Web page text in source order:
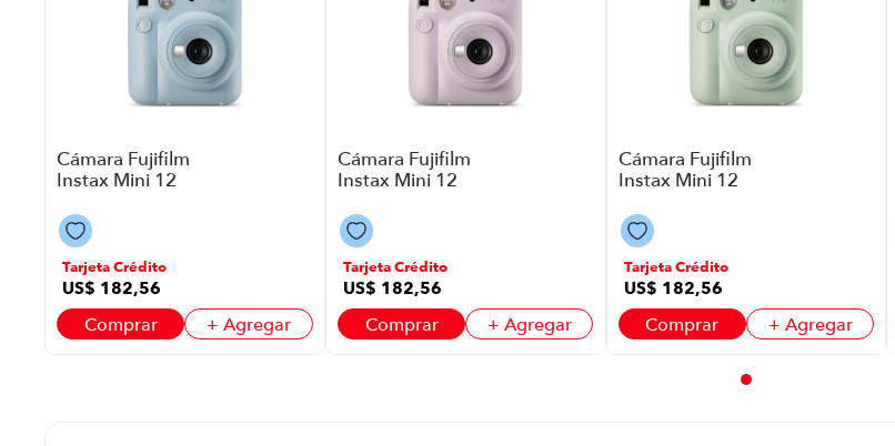
Cámara Fujifilm
Instax Mini 12
Tarjeta Crédito
US$ 182,56
Comprar + Agregar
Cámara Fujifilm
Instax Mini 12
Purpura
Tarjeta Crédito
US$ 182,56
Comprar + Agregar
Cámara Fujifilm
Instax Mini 12
Verde
Tarjeta Crédito
US$ 182,56
Comprar + Agregar